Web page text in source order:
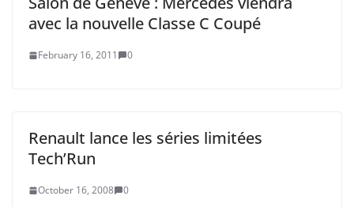
avec la nouvelle Classe C Coupé
February 16, 2011 0
Renault lance les séries limitées
Tech’Run
October 16, 2008 0